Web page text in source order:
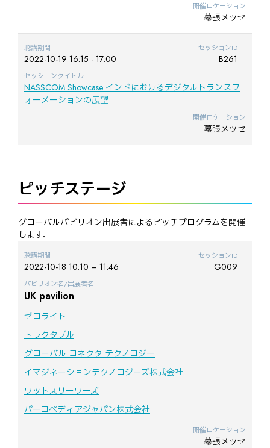
開催ロケーション
幕張メッセ
聴講期間
2022-10-19 16:15 - 17:00
セッションID
B261
セッションタイトル
NASSCOM Showcase インドにおけるデジタルトランスフ
ォーメーションの展望
開催ロケーション
幕張メッセ
ピッチステージ
グローバルパビリオン出展者によるピッチプログラムを開催
します。
聴講期間
2022-10-18 10:10 – 11:46
セッションID
G009
パビリオン名/出展者名
UK pavilion
ゼロライト
トラクタブル
グローバル コネクタ テクノロジー
イマジネーションテクノロジーズ株式会社
ワットスリーワーズ
パーコペディアジャパン株式会社
開催ロケーション
幕張メッセ